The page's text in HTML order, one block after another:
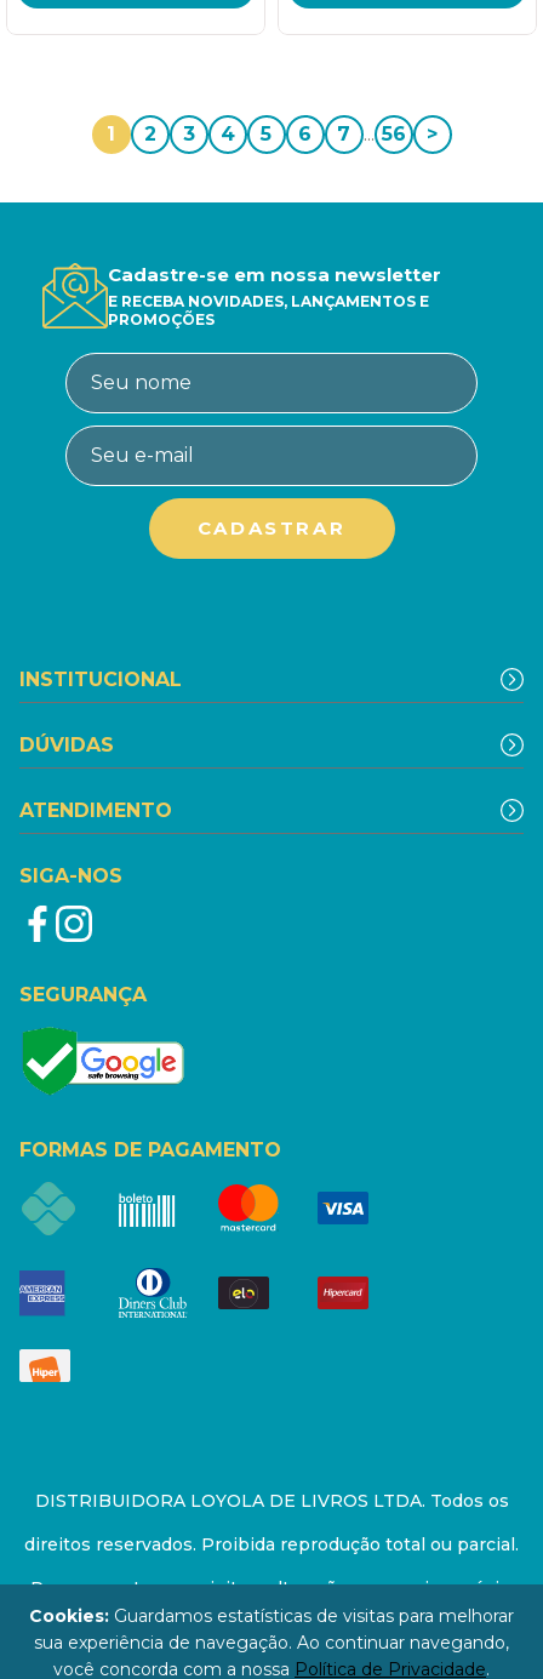
1 2 3 4 5 6 7 ... 56 >
Cadastre-se em nossa newsletter
E RECEBA NOVIDADES, LANÇAMENTOS E
PROMOÇÕES
INSTITUCIONAL
DÚVIDAS
ATENDIMENTO
SIGA-NOS
SEGURANÇA
FORMAS DE PAGAMENTO
DISTRIBUIDORA LOYOLA DE LIVROS LTDA. Todos os
direitos reservados. Proibida reprodução total ou parcial.
Preços e estoque sujeito a alterações sem aviso prévio.
67.946.814/0001-94 - LOJA - Rua Senador Feijó - São
Cookies: Guardamos estatísticas de visitas para melhorar
sua experiência de navegação. Ao continuar navegando,
você concorda com a nossa Política de Privacidade.